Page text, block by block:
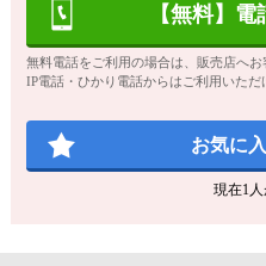
【無料】
無料電話をご利用の場合は、販売店へお
IP電話・ひかり電話からはご利用いただ
お気に
現在1